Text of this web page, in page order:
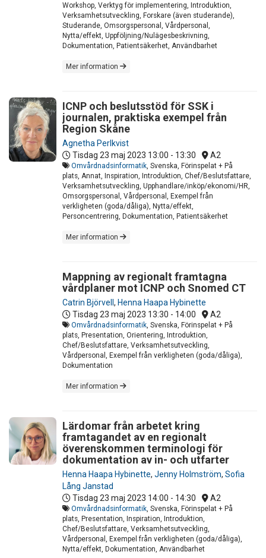
Workshop, Verktyg för implementering, Introduktion,
Verksamhetsutveckling, Forskare (även studerande),
Studerande, Omsorgspersonal, Vårdpersonal,
Nytta/effekt, Uppföljning/Nulägesbeskrivning,
Dokumentation, Patientsäkerhet, Användbarhet
Mer information
ICNP och beslutsstöd för SSK i
journalen, praktiska exempel från
Region Skåne
Agnetha Perlkvist
Tisdag 23 maj 2023 13:00 - 13:30 A2
Omvårdnadsinformatik , Svenska, Förinspelat + På
plats, Annat, Inspiration, Introduktion, Chef/Beslutsfattare,
Verksamhetsutveckling, Upphandlare/inköp/ekonomi/HR,
Omsorgspersonal, Vårdpersonal, Exempel från
verkligheten (goda/dåliga), Nytta/effekt,
Personcentrering, Dokumentation, Patientsäkerhet
Mer information
Mappning av regionalt framtagna
vårdplaner mot ICNP och Snomed CT
Catrin Björvell , Henna Haapa Hybinette
Tisdag 23 maj 2023 13:30 - 14:00 A2
Omvårdnadsinformatik , Svenska, Förinspelat + På
plats, Presentation, Orientering, Introduktion,
Chef/Beslutsfattare, Verksamhetsutveckling,
Vårdpersonal, Exempel från verkligheten (goda/dåliga),
Dokumentation
Mer information
Lärdomar från arbetet kring
framtagandet av en regionalt
överenskommen terminologi för
dokumentation av in- och utfarter
Henna Haapa Hybinette, Jenny Holmström, Sofia
Lång Janstad
Tisdag 23 maj 2023 14:00 - 14:30 A2
Omvårdnadsinformatik , Svenska, Förinspelat + På
plats, Presentation, Inspiration, Introduktion,
Chef/Beslutsfattare, Verksamhetsutveckling,
Vårdpersonal, Exempel från verkligheten (goda/dåliga),
Nytta/effekt, Dokumentation, Användbarhet